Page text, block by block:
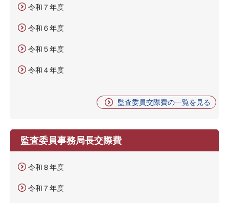
令和７年度
令和６年度
令和５年度
令和４年度
監査委員交際費の一覧を見る
監査委員事務局長交際費
令和８年度
令和７年度